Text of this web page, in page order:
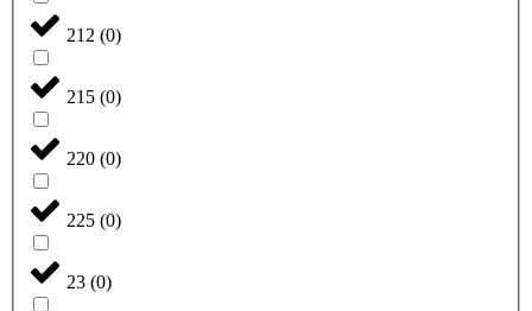
212 (0)
215 (0)
220 (0)
225 (0)
23 (0)